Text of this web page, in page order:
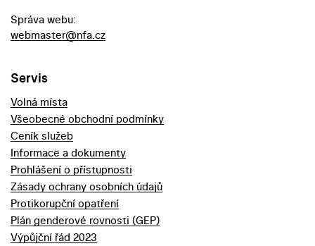
Správa webu:
webmaster@nfa.cz
Servis
Volná místa
Všeobecné obchodní podmínky
Ceník služeb
Informace a dokumenty
Prohlášení o přístupnosti
Zásady ochrany osobních údajů
Protikorupční opatření
Plán genderové rovnosti (GEP)
Výpůjční řád 2023